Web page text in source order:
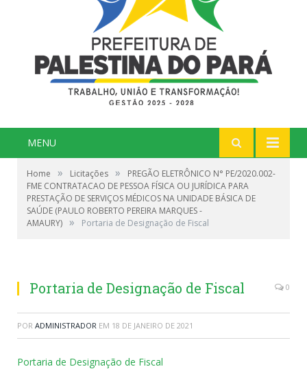
MENU
Home » Licitações »
PREGÃO ELETRÔNICO N° PE/2020.002-
FME CONTRATACAO DE PESSOA FÍSICA OU JURÍDICA PARA
PRESTAÇÃO DE SERVIÇOS MÉDICOS NA UNIDADE BÁSICA DE
SAÚDE (PAULO ROBERTO PEREIRA MARQUES -
AMAURY) » Portaria de Designação de Fiscal
Portaria de Designação de Fiscal 0
POR ADMINISTRADOR EM 18 DE JANEIRO DE 2021
Portaria de Designação de Fiscal